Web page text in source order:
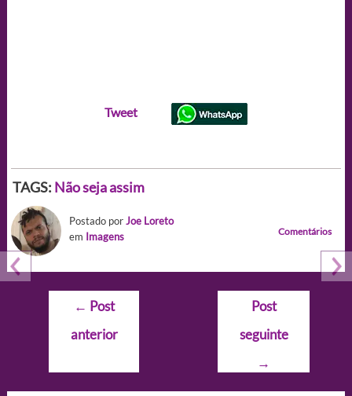
Tweet
TAGS: Não seja assim
Postado porJoe Loreto
em Imagens Comentários
Navegação
Post
← Post
anterior
Post
seguinte
→